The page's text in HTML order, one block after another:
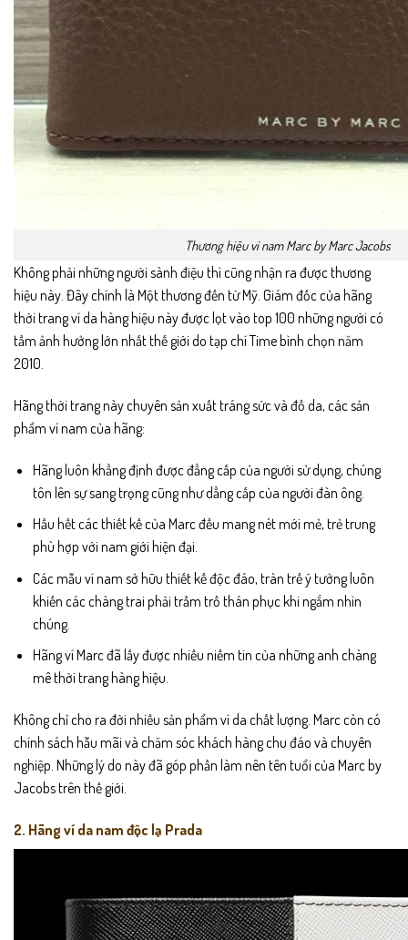
Thương hiệu ví nam Marc by Marc Jacobs
Không phải những người sành điệu thì cũng nhận ra được thương
hiệu này. Đây chính là Một thương đến từ Mỹ. Giám đốc của hãng
thời trang ví da hàng hiệu này được lọt vào top 100 những người có
tầm ảnh hưởng lớn nhất thế giới do tạp chí Time bình chọn năm
2010.
Hãng thời trang này chuyên sản xuất tráng sức và đồ da, các sản
phẩm ví nam của hãng:
Hãng luôn khẳng định được đẳng cấp của người sử dụng, chúng
tôn lên sự sang trọng cũng như dẳng cấp của người đàn ông.
Hầu hết các thiết kế của Marc đều mang nét mới mẻ, trẻ trung
phù hợp với nam giới hiện đại.
Các mẫu ví nam sở hữu thiết kế độc đáo, tràn trề ý tưởng luôn
khiến các chàng trai phải trầm trồ thán phục khi ngắm nhìn
chúng.
Hãng ví Marc đã lấy được nhiều niềm tin của những anh chàng
mê thời trang hàng hiệu.
Không chỉ cho ra đời nhiều sản phẩm ví da chất lượng. Marc còn có
chính sách hẫu mãi và chăm sóc khách hàng chu đáo và chuyên
nghiệp. Những lý do này đã góp phần làm nên tên tuổi của Marc by
Jacobs trên thế giới.
2. Hãng ví da nam độc lạ Prada